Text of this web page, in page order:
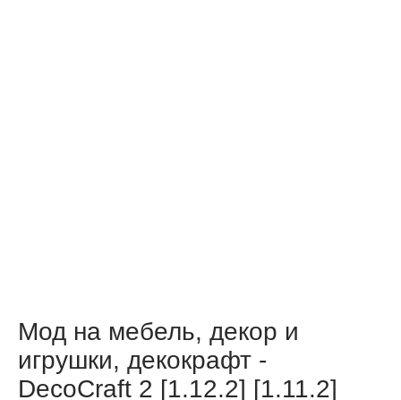
Мод на мебель, декор и
игрушки, декокрафт -
DecoCraft 2 [1.12.2] [1.11.2]